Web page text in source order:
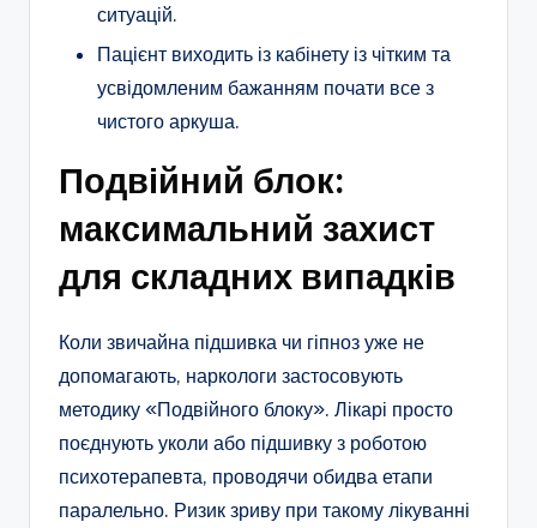
ситуацій.
Пацієнт виходить із кабінету із чітким та
усвідомленим бажанням почати все з
чистого аркуша.
Подвійний блок:
максимальний захист
для складних випадків
Коли звичайна підшивка чи гіпноз уже не
допомагають, наркологи застосовують
методику «Подвійного блоку». Лікарі просто
поєднують уколи або підшивку з роботою
психотерапевта, проводячи обидва етапи
паралельно. Ризик зриву при такому лікуванні